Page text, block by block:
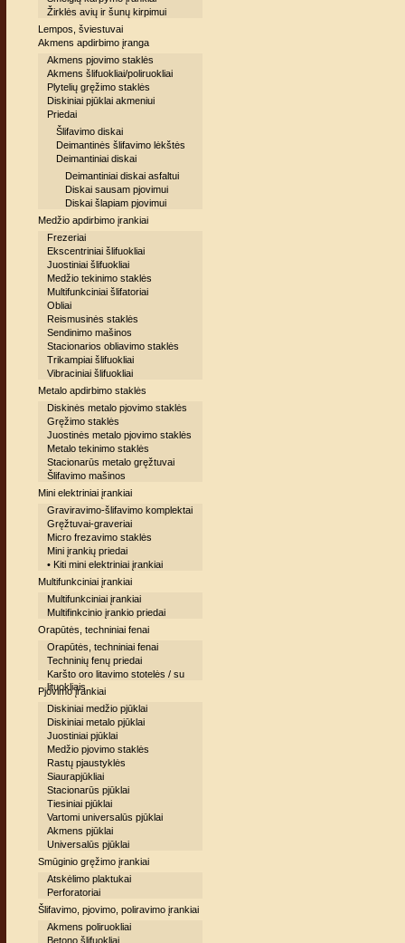
Žirklės avių ir šunų kirpimui
Lempos, šviestuvai
Akmens apdirbimo įranga
Akmens pjovimo staklės
Akmens šlifuokliai/poliruokliai
Plytelių gręžimo staklės
Diskiniai pjūklai akmeniui
Priedai
Šlifavimo diskai
Deimantinės šlifavimo lėkštės
Deimantiniai diskai
Deimantiniai diskai asfaltui
Diskai sausam pjovimui
Diskai šlapiam pjovimui
Medžio apdirbimo įrankiai
Frezeriai
Ekscentriniai šlifuokliai
Juostiniai šlifuokliai
Medžio tekinimo staklės
Multifunkciniai šlifatoriai
Obliai
Reismusinės staklės
Sendinimo mašinos
Stacionarios obliavimo staklės
Trikampiai šlifuokliai
Vibraciniai šlifuokliai
Metalo apdirbimo staklės
Diskinės metalo pjovimo staklės
Gręžimo staklės
Juostinės metalo pjovimo staklės
Metalo tekinimo staklės
Stacionarūs metalo gręžtuvai
Šlifavimo mašinos
Mini elektriniai įrankiai
Graviravimo-šlifavimo komplektai
Gręžtuvai-graveriai
Micro frezavimo staklės
Mini įrankių priedai
• Kiti mini elektriniai įrankiai
Multifunkciniai įrankiai
Multifunkciniai įrankiai
Multifinkcinio įrankio priedai
Orapūtės, techniniai fenai
Orapūtės, techniniai fenai
Techninių fenų priedai
Karšto oro litavimo stotelės / su
lituokliais
Pjovimo įrankiai
Diskiniai medžio pjūklai
Diskiniai metalo pjūklai
Juostiniai pjūklai
Medžio pjovimo staklės
Rastų pjaustyklės
Siaurapjūkliai
Stacionarūs pjūklai
Tiesiniai pjūklai
Vartomi universalūs pjūklai
Akmens pjūklai
Universalūs pjūklai
Smūginio gręžimo įrankiai
Atskėlimo plaktukai
Perforatoriai
Šlifavimo, pjovimo, poliravimo įrankiai
Akmens poliruokliai
Betono šlifuokliai